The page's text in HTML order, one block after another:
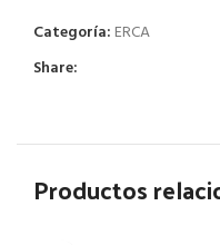
Categoría: ERCA
Share:
Productos